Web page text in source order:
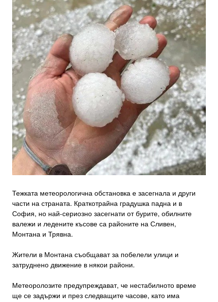
Тежката метеорологична обстановка е засегнала и други
части на страната. Краткотрайна градушка падна и в
София, но най-сериозно засегнати от бурите, обилните
валежи и ледените късове са районите на Сливен,
Монтана и Трявна.
Жители в Монтана съобщават за побелели улици и
затруднено движение в някои райони.
Метеоролозите предупреждават, че нестабилното време
ще се задържи и през следващите часове, като има